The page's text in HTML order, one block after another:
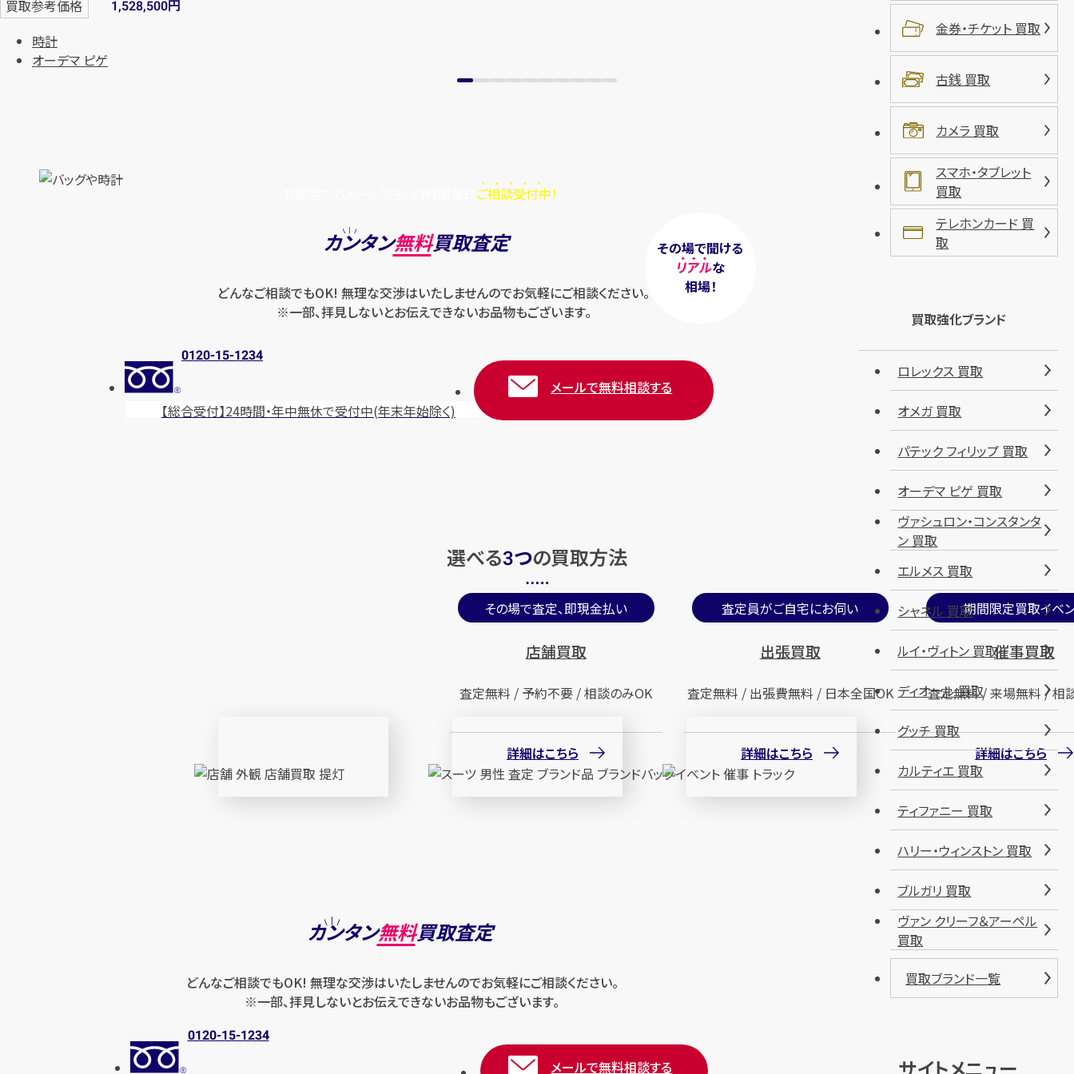
買取参考価格 1,528,500円
時計
オーデマ ピゲ
ご相談受付中！
その場で聞ける
リアルな
相場！
カンタン無料買取査定
どんなご相談でもOK! 無理な交渉はいたしませんのでお気軽にご相談ください。
※一部、拝見しないとお伝えできないお品物もございます。
0120-15-1234
【総合受付】24時間・年中無休で受付中(年末年始除く)
メールで無料相談する
選べる3つの買取方法
その場で査定、即現金払い
店舗買取
査定無料 / 予約不要 / 相談のみOK
詳細はこちら
査定員がご自宅にお伺い
出張買取
査定無料 / 出張費無料 / 日本全国OK
詳細はこちら
期間限定買取イベ
催事買取
査定無料 / 来場無料 / 相
詳細はこちら
カンタン無料買取査定
どんなご相談でもOK! 無理な交渉はいたしませんのでお気軽にご相談ください。
※一部、拝見しないとお伝えできないお品物もございます。
0120-15-1234
メールで無料相談する
金券・チケット 買取
古銭 買取
カメラ 買取
スマホ・タブレット
買取
テレホンカード 買
取
買取強化ブランド
ロレックス 買取
オメガ 買取
パテック フィリップ 買取
オーデマ ピゲ 買取
ヴァシュロン・コンスタンタ
ン 買取
エルメス 買取
シャネル 買取
ルイ・ヴィトン 買取
ディオール 買取
グッチ 買取
カルティエ 買取
ティファニー 買取
ハリー・ウィンストン 買取
ブルガリ 買取
ヴァン クリーフ＆アーペル
買取
買取ブランド一覧
サイトメニュー